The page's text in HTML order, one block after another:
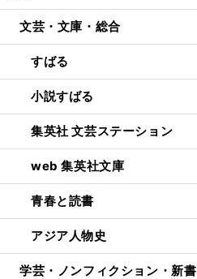
文芸・文庫・総合
すばる
小説すばる
集英社 文芸ステーション
web 集英社文庫
青春と読書
アジア人物史
学芸・ノンフィクション・新書